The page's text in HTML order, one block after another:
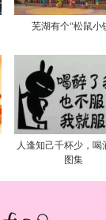
芜湖有个“松鼠小
人逢知己千杯少，喝
图集